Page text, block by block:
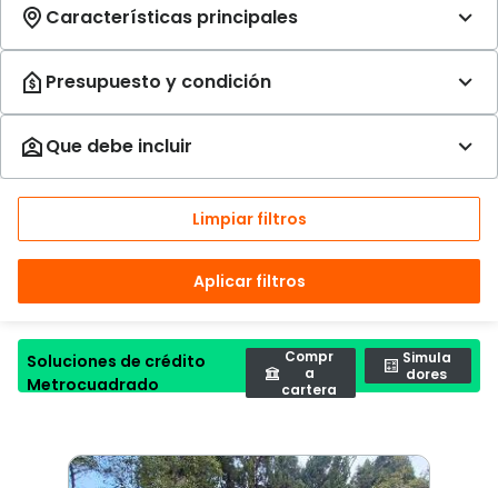
Limpiar filtros
Aplicar filtros
Soluciones de crédito
Metrocuadrado
Compr
a
cartera
Simula
dores